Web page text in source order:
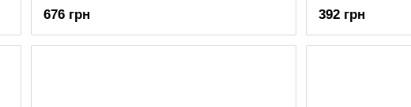
676 грн 392 грн